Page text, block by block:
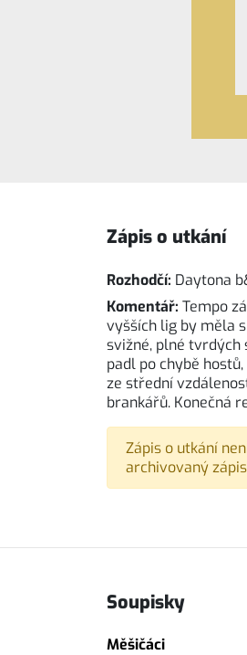
Zápis o utkání
Rozhodčí: Daytona
Komentář: Tempo
vyšších lig by měla
svižné, plné tvrdých
padl po chybě
ze střední
brankářů. Konečná
Zápis o utkání
archivovaný
Soupisky
Měšičáci